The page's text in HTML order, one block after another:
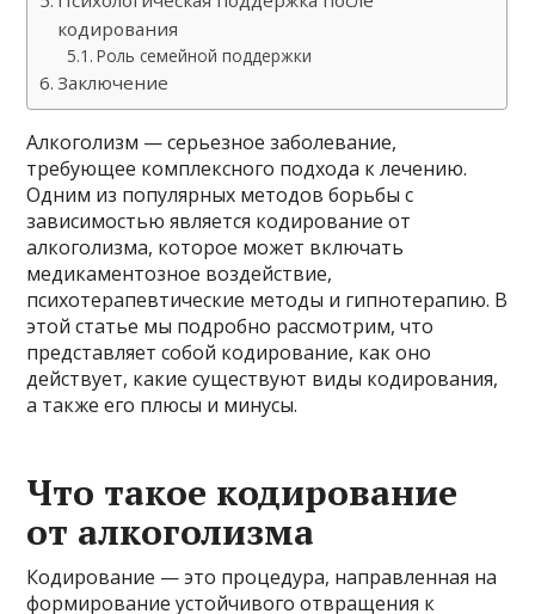
кодирования
Роль семейной поддержки
Заключение
Алкоголизм — серьезное заболевание,
требующее комплексного подхода к лечению.
Одним из популярных методов борьбы с
зависимостью является кодирование от
алкоголизма, которое может включать
медикаментозное воздействие,
психотерапевтические методы и гипнотерапию. В
этой статье мы подробно рассмотрим, что
представляет собой кодирование, как оно
действует, какие существуют виды кодирования,
а также его плюсы и минусы.
Что такое кодирование
от алкоголизма
Кодирование — это процедура, направленная на
формирование устойчивого отвращения к